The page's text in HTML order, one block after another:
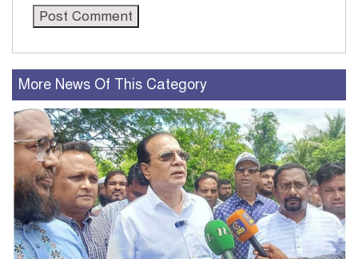
More News Of This Category